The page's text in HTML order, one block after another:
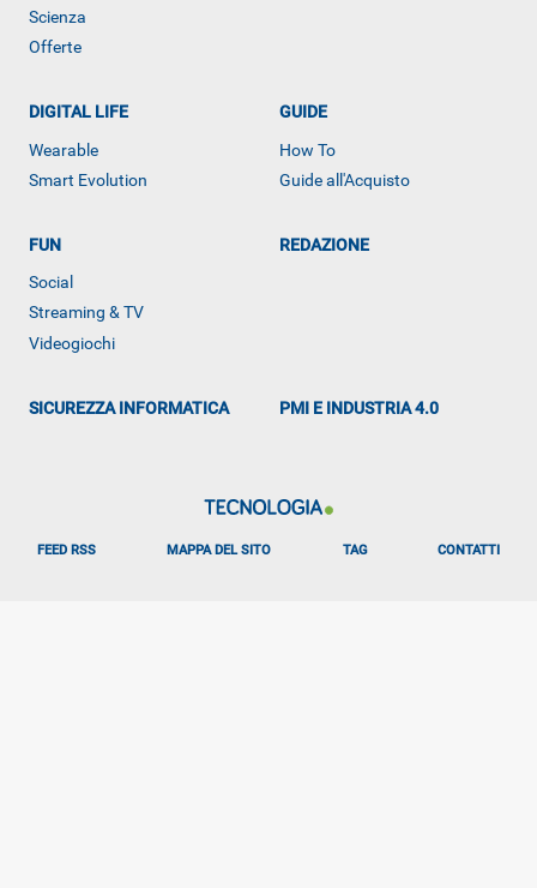
ALTRO
Scienza
Offerte
DIGITAL LIFE
Wearable
Smart Evolution
GUIDE
How To
Guide all'Acquisto
FUN
Social
Streaming & TV
Videogiochi
REDAZIONE
SICUREZZA INFORMATICA PMI E INDUSTRIA 4.0
FEED RSS MAPPA DEL SITO TAG CONTATTI